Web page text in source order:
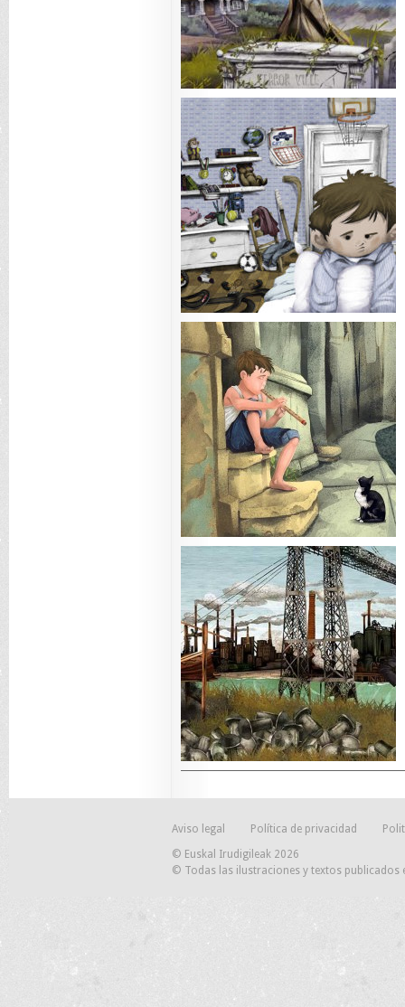
Aviso legal Política de privacidad
© Euskal Irudigileak 2026
© Todas las ilustraciones y textos publicados